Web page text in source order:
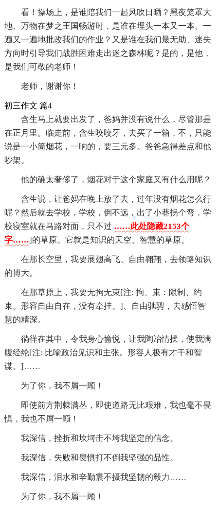
看！操场上，是谁陪我们一起风吹日晒？黑夜笼罩大
地、万物在梦之王国畅游时，是谁在埋头一本又一本、一
遍又一遍地批改我们的作业？又是谁在我们最无助、迷失
方向时引导我们战胜困难走出迷之森林呢？是的，是他，
是我们可敬的老师！
老师，谢谢你！
初三作文 篇4
含生马上就要出发了，爸妈并没有说什么，尽管那是
在正月里。临走前，含生咬咬牙，去买了一箱，不，只能
说是一小筒烟花，一响的，要三元多。爸爸急得差点和他
吵架。
他的确太奢侈了，烟花对于这个家庭又有什么用呢？
含生说，让爸妈在晚上放了去，过年没有烟花怎么行
呢？然后就去学校，学校，倒不远，出了小巷拐个弯，学
校寝室就在马路对面，只不过 ……此处隐藏2153个
字……]的草原。它就是知识的天空、智慧的草原。
在那长空里，我要展翅高飞、自由翱翔，去领略知识
的博大。
在那草原上，我要无拘无束[注: 拘、束：限制、约
束。形容自由自在，没有牵挂。]、自由驰骋，去感悟智
慧的精深。
徜徉在其中，令我身心愉悦，让我陶冶情操，使我满
腹经纶[注: 比喻政治见识和主张。形容人极有才干和智
谋。]……
为了你，我不屑一顾！
即使前方荆棘满丛，即使道路无比艰难，我也毫不畏
惧，我也不屑一顾！
我深信，挫折和坎坷击不垮我坚定的信念。
我深信，失败和畏惧打不倒我坚强的品性。
我深信，泪水和辛勤震不摄我坚韧的毅力……
为了你，我不屑一顾！